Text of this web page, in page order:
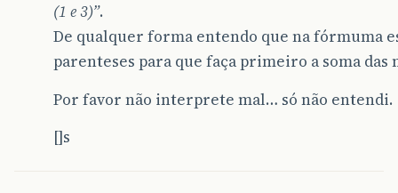
(1 e 3)”.
De qualquer forma entendo que na fórmuma
parenteses para que faça primeiro a soma
Por favor não interprete mal… só não entendi.
[]s